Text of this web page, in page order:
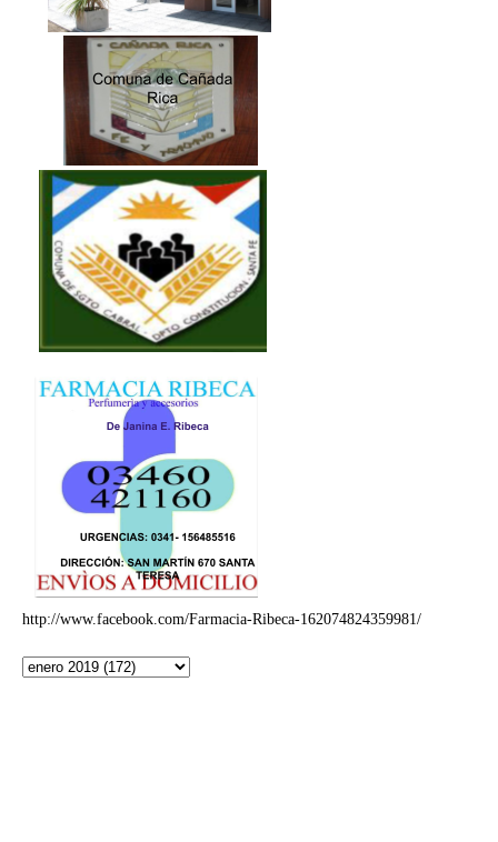
http://www.facebook.com/Farmacia-Ribeca-162074824359981/